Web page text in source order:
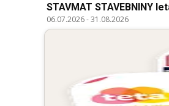
STAVMAT STAVEBNINY
06.07.2026-31.08.2026